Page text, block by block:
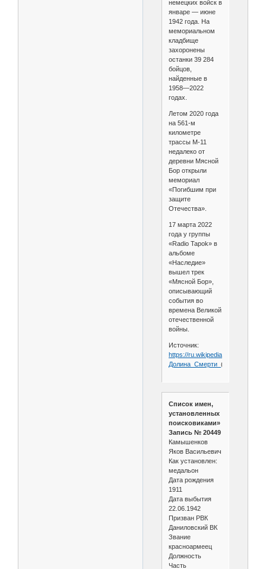
немецких войск в
январе — июне
1942 года. На
мемориальном
кладбище
захоронены
останки 39 284
бойцов,
найденные в
1958—2022
годах.
Летом 2020 года
на 561-м
километре
трассы М-11
недалеко от
деревни Мясной
Бор открыли
мемориал
«Погибшим при
защите
Отечества».
17 марта 2022
года у группы
«Radio Tapok» в
альбоме
«Наследие»
вышел трек
«Мясной Бор»,
описывающий
события во
времена Великой
отечественной
войны.
Источник:
https://ru.wikipedia.org/wiki/
Долина_Смерти_ (Мясной_Бор)
Список имен,
установленных
поисковиками»
Запись № 20449
Камышенков
Яков Васильевич
Как установлен:
медальон
Дата рождения
1911
Дата выбытия
22.06.1942
Призван РВК
Даниловский ВК
Звание
красноармеец
Должность
Часть